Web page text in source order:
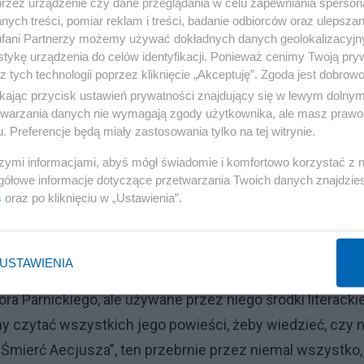
ogólnie wskazać, co mi w romantyzmie nie pasuje i
w tym celu słuchać każdego mazurka czy
mam kompletnie gdzieś Schönberga i dlaczego
W tym celu nie muszę się katować tymi
się muzycznej analogii, jeśli nie pasjonuje mnie
tam wykonań uważam za słabe (nie
romantyzm.
do Z jakąś książkę, żeby stwierdzić, że jest źle,
dwie. Z drugiej strony możemy podziwiać literacką i
Parnickiego, ale używane przez niego środki
czytać wszystkich jego powieści, żeby wiedzieć, czy
Aecjusza”, ten przebrnie przez niemal wszystko,
treści, pomiar reklam i treści, badanie odbiorców oraz
Partnerzy możemy używać dokładnych danych
urządzenia do celów identyfikacji. Ponieważ cenimy Twoją
tych technologii poprzez kliknięcie „Akceptuję”. Zgoda jest
przycisk ustawień prywatności znajdujący się w lewym
danych nie wymagają zgody użytkownika, ale masz
Preferencje będą miały zastosowania tylko na tej witrynie.
informacjami, abyś mógł świadomie i komfortowo korzystać z
informacje dotyczące przetwarzania Twoich danych
oraz po kliknięciu w „Ustawienia”.
USTAWIENIA